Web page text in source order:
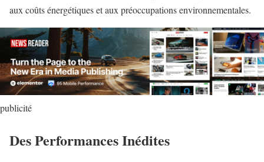
aux coûts énergétiques et aux préoccupations environnementales.
publicité
Des Performances Inédites